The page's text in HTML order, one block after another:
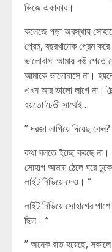
ভিজে একাকার।
কলেজে পড়া অবস্থায়
প্রেম, বছরখানেক প্রেম
ভালোবাসা আমায় কষ্ট
আমাকে ভালোবাসে না।
এখন আর ভালো লাগে না।
হয়তো চৈতী সাথেই…
” দরজা লাগিয়ে দিয়েছ
কথা বলতে ইচ্ছে করছে
সোহাগ আমায় ঠেলে ঘরে
লাইট নিভিয়ে দেও। “
লাইট নিভিয়ে সোহাগের
ছিল। “
” অনেক রাত হয়েছে,